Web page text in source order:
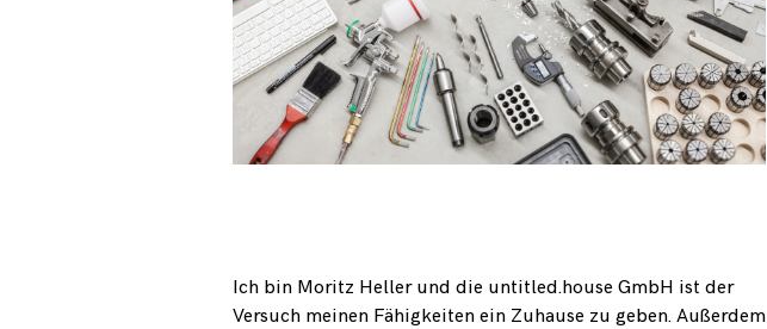
Ich bin Moritz Heller und die untitled.house GmbH ist der
Versuch meinen Fähigkeiten ein Zuhause zu geben. Außerdem